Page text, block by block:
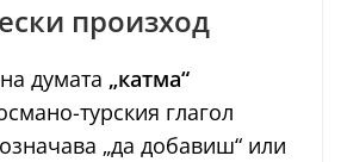
произход
думата „катма“
турския глагол
„да добавиш“ или